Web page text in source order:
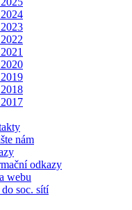
nám
odkazy
webu
soc. sítí